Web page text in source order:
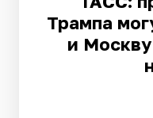
Трампа
и